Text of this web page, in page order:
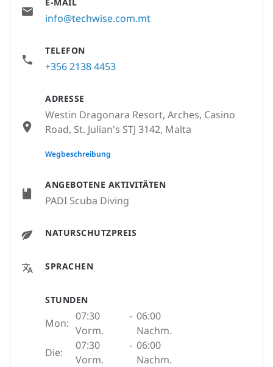
ANGEBOTENE AKTIVITÄTEN
PADI Scuba Diving
NATURSCHUTZPREIS
SPRACHEN
STUNDEN
Mon:
07:30
Vorm.
- 06:00
Nachm.
Die:
07:30
Vorm.
- 06:00
Nachm.
info@techwise.com.mt
TELEFON
+356 2138 4453
ADRESSE
Westin Dragonara Resort, Arches, Casino
Road, St. Julian's STJ 3142, Malta
None
Wegbeschreibung